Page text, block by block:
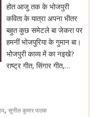
होत आजु तक के भोजपुरी
कविता के यात्रा अपना भीतर
बहुत कुछ समेटले बा जेकरा पर
हमनीं भोजपुरिया के गुमान बा।
भोजपुरी काव्य में का नइखे?
राष्ट्र गीत, सिंगार गीत,…
,सुनील कुमार पाठक